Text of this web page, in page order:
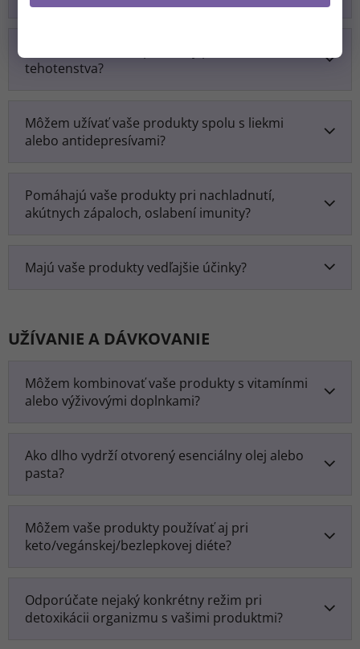
tehotenstva?
Môžem užívať vaše produkty spolu s liekmi
alebo antidepresívami?
Pomáhajú vaše produkty pri nachladnutí,
akútnych zápaloch, oslabení imunity?
Majú vaše produkty vedľajšie účinky?
UŽÍVANIE A DÁVKOVANIE
Môžem kombinovať vaše produkty s vitamínmi
alebo výživovými doplnkami?
Ako dlho vydrží otvorený esenciálny olej alebo
pasta?
Môžem vaše produkty používať aj pri
keto/vegánskej/bezlepkovej diéte?
Odporúčate nejaký konkrétny režim pri
detoxikácii organizmu s vašimi produktmi?
NIE, ĎAKUJEM.